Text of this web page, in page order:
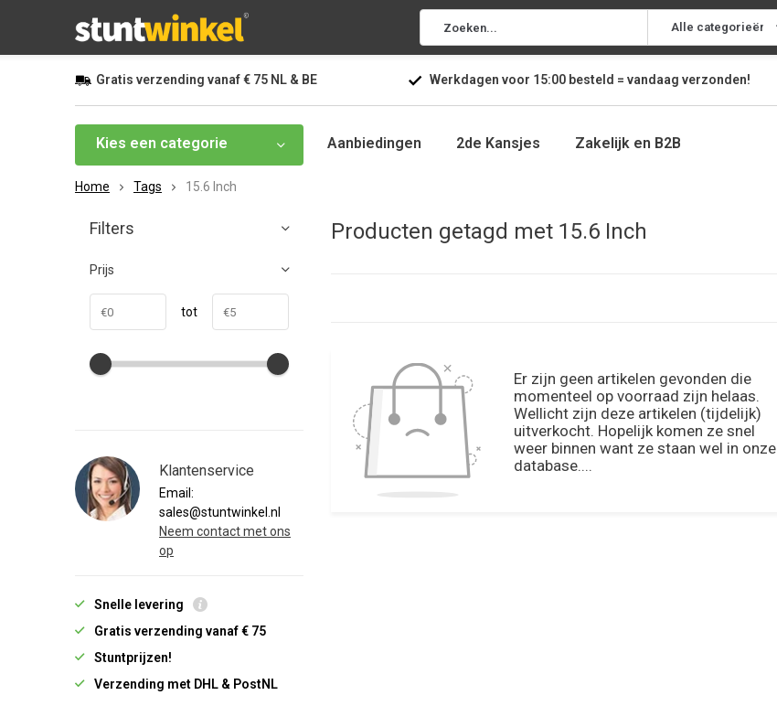
Alle categorieën
Gratis verzending vanaf€ 75 NL & BE Werkdagen voor 15:00besteld = vandaag verzonden!
Kies een categorie Aanbiedingen 2de Kansjes Zakelijk en B2B
Home Tags 15.6 Inch
Producten getagd met 15.6 Inch
Er zijn geen artikelen gevonden die
momenteel op voorraad zijn helaas.
Wellicht zijn deze artikelen (tijdelijk)
uitverkocht. Hopelijk komen ze snel
weer binnen want ze staan wel in onze
database....
Filters
Prijs
tot
Klantenservice
Email:
sales@stuntwinkel.nl
Neem contact met ons
op
Snelle levering
Gratis verzending vanaf € 75
Stuntprijzen!
Verzending met DHL & PostNL